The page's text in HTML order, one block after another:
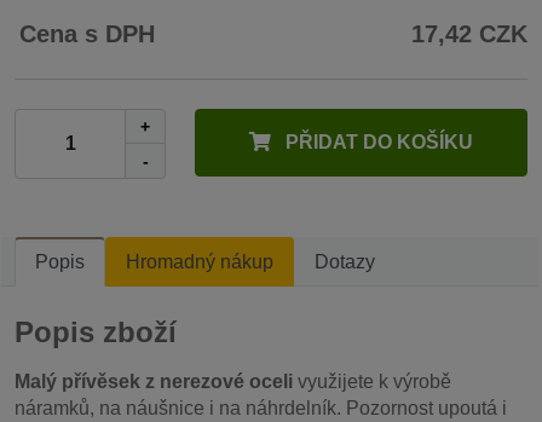
Cena s DPH 17,42 CZK
+
-
PŘIDAT DO KOŠÍKU
Popis Hromadný nákup Dotazy
Popis zboží
Malý přívěsek z nerezové oceli využijete k výrobě
náramků, na náušnice i na náhrdelník. Pozornost upoutá i